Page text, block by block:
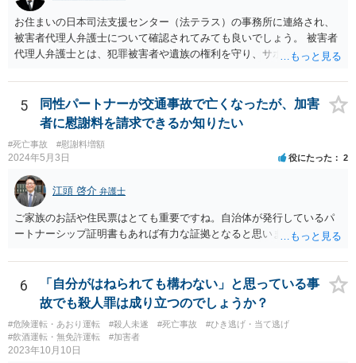
れています。 この判断にあたっては、「道路の体裁の有無」、「客
観性・継続性・反復性の有無」、「公開性の有無」及び「道路性の有
無」を検討するのが一般的です（道路交通執務研究会編著『執務資料
道路交通法解説（１８訂版）』（東京法令出版、２０２０年１１月）
７頁）。つまり、総合判断が必要になります。
お住まいの日本司法支援センター（法テラス）の事務所に連絡され、
被害者代理人弁護士について確認されてみても良いでしょう。 被害者
代理人弁護士とは、犯罪被害者や遺族の権利を守り、サポートする専
との示談交渉、刑事裁判への参加（被害者参加制度）、損害賠償請求
などを代理で行い、被害者や遺族の心理的負担を軽減する役割を担い
ます。 なお、都道府県によっては弁護士会事務局を通して、弁護士会
の被害者支援委員会が窓口となることもあります。 ご依頼の弁護士さ
んと相談された上で、ご参考ください。
5
同性パートナーが交通事故で亡くなったが、加害
者に慰謝料を請求できるか知りたい
#死亡事故 #慰謝料増額
2024年5月3日 役にたった 2
江頭 啓介 弁護士
ご家族のお話や住民票はとても重要ですね。自治体が発行しているパ
ートナーシップ証明書もあれば有力な証拠となると思います。
6
「自分がはねられても構わない」と思っている事
故でも殺人罪は成り立つのでしょうか？
#危険運転・あおり運転 #殺人未遂 #死亡事故
#ひき逃げ・当て逃げ
#飲酒運転・無免許運転
#加害者
2023年10月10日